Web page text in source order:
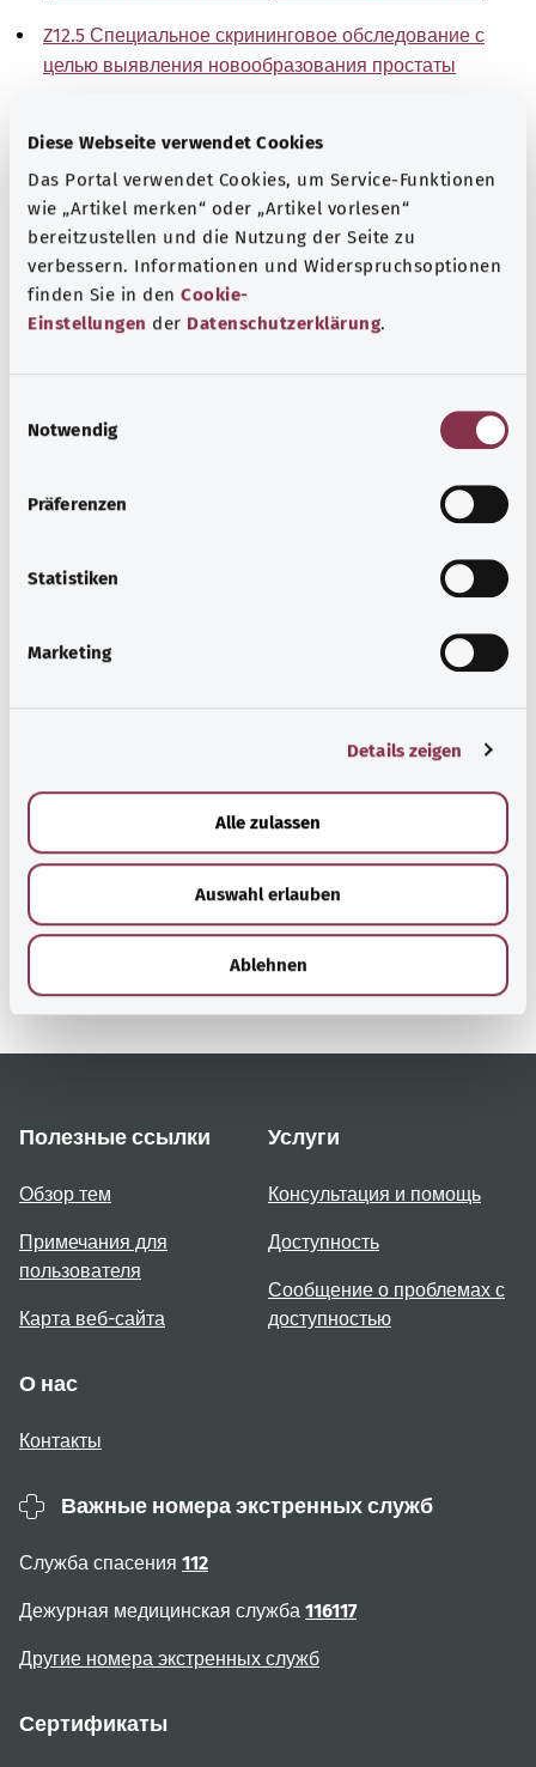
Diese Webseite verwendet Cookies
Das Portal verwendet Cookies, um Service-Funktionen
wie „Artikel merken“ oder „Artikel vorlesen“
bereitzustellen und die Nutzung der Seite zu
verbessern. Informationen und Widerspruchsoptionen
finden Sie in den Cookie-
Einstellungen der Datenschutzerklärung.
Notwendig
Präferenzen
Statistiken
Marketing
Details zeigen
Alle zulassen
Auswahl erlauben
Ablehnen
Z12.5 Специальное скрининговое обследование с
целью выявления новообразования простаты
целью выявления новообразования мочевого
пузыря
Z12.8 Специальное скрининговое обследование с
целью выявления новообразований других органов
Z12.9 Специальное скрининговое обследование с
целью выявления новообразования неуточненного
The explanations of ICD and OPS codes are provided by
gemeinnützige GmbH on behalf of the Federal Ministry of
gesund.bund.de
Сервис министерства
Gesundheit (Федеральное
министерство
здравоохранения).
Полезные ссылки
Обзор тем
Примечания для
пользователя
Карта веб-сайта
Услуги
Консультация и помощь
Доступность
Сообщение о проблемах с
доступностью
О нас
Контакты
Важные номера экстренных служб
Служба спасения 112
Дежурная медицинская служба 116117
Другие номера экстренных служб
Сертификаты